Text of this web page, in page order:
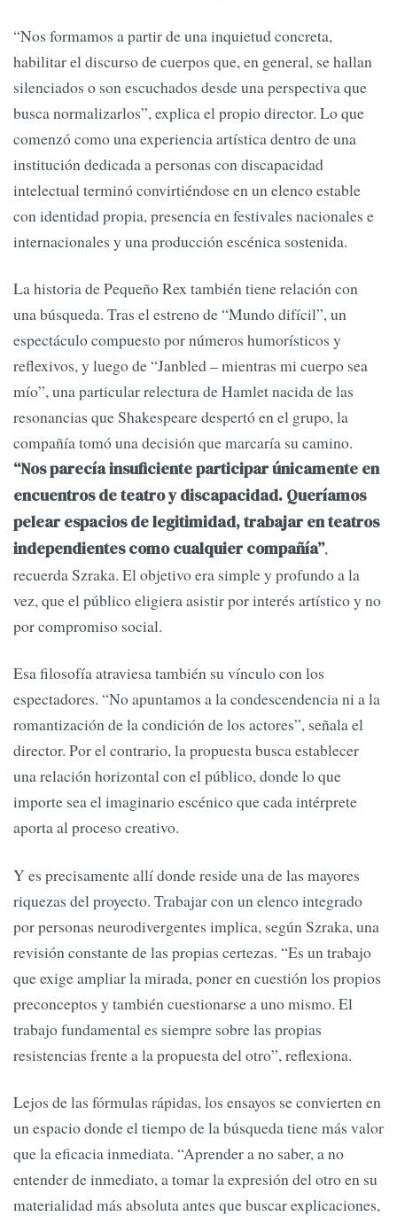
“Nos formamos a partir de una inquietud concreta,
habilitar el discurso de cuerpos que, en general, se hallan
silenciados o son escuchados desde una perspectiva que
busca normalizarlos”, explica el propio director. Lo que
comenzó como una experiencia artística dentro de una
institución dedicada a personas con discapacidad
intelectual terminó convirtiéndose en un elenco estable
con identidad propia, presencia en festivales nacionales e
internacionales y una producción escénica sostenida.
La historia de Pequeño Rex también tiene relación con
una búsqueda. Tras el estreno de “Mundo difícil”, un
espectáculo compuesto por números humorísticos y
reflexivos, y luego de “Janbled – mientras mi cuerpo sea
mío”, una particular relectura de Hamlet nacida de las
resonancias que Shakespeare despertó en el grupo, la
compañía tomó una decisión que marcaría su camino.
“Nos parecía insuficiente participar únicamente en
encuentros de teatro y discapacidad. Queríamos
pelear espacios de legitimidad, trabajar en teatros
independientes como cualquier compañía”,
recuerda Szraka. El objetivo era simple y profundo a la
vez, que el público eligiera asistir por interés artístico y no
por compromiso social.
Esa filosofía atraviesa también su vínculo con los
espectadores. “No apuntamos a la condescendencia ni a la
romantización de la condición de los actores”, señala el
director. Por el contrario, la propuesta busca establecer
una relación horizontal con el público, donde lo que
importe sea el imaginario escénico que cada intérprete
aporta al proceso creativo.
Y es precisamente allí donde reside una de las mayores
riquezas del proyecto. Trabajar con un elenco integrado
por personas neurodivergentes implica, según Szraka, una
revisión constante de las propias certezas. “Es un trabajo
que exige ampliar la mirada, poner en cuestión los propios
preconceptos y también cuestionarse a uno mismo. El
trabajo fundamental es siempre sobre las propias
resistencias frente a la propuesta del otro”, reflexiona.
Lejos de las fórmulas rápidas, los ensayos se convierten en
un espacio donde el tiempo de la búsqueda tiene más valor
que la eficacia inmediata. “Aprender a no saber, a no
entender de inmediato, a tomar la expresión del otro en su
materialidad más absoluta antes que buscar explicaciones,